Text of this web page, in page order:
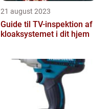
21 august 2023
Guide til TV-inspektion af
kloaksystemet i dit hjem